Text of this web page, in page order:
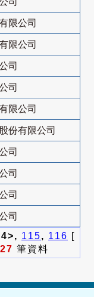
限公司
限公司
司
司
限公司
份有限公司
司
司
司
司
115, 116 [
筆資料